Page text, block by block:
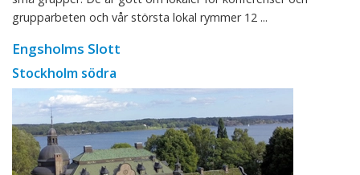
grupparbeten och vår största lokal rymmer 12 ...
Engsholms Slott
Stockholm södra